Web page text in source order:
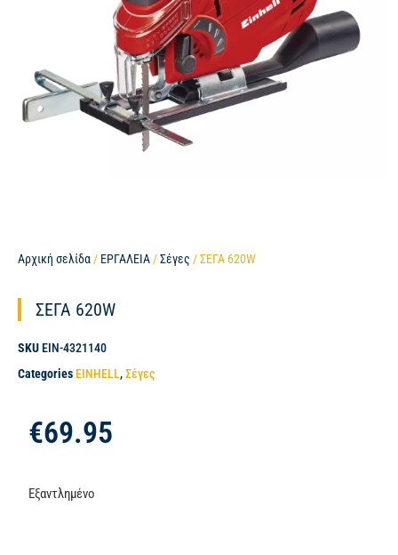
Αρχική σελίδα / ΕΡΓΑΛΕΙΑ /Σέγες / ΣΕΓΑ 620W
ΣΕΓΑ 620W
SKU EIN-4321140
Categories EINHELL,Σέγες
€69.95
Εξαντλημένο